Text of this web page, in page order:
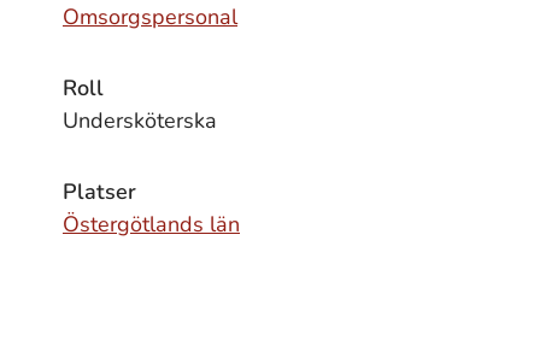
Omsorgspersonal
Roll
Undersköterska
Platser
Östergötlands län